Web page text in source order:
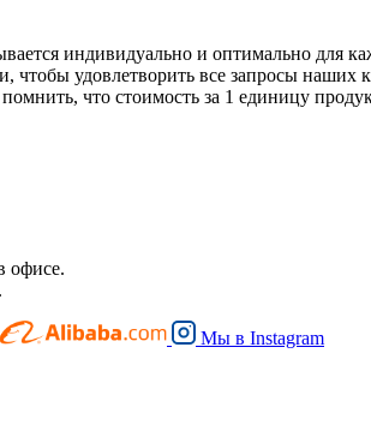
индивидуально и оптимально для
чтобы удовлетворить все запросы
что стоимость за 1 единицу
офисе.
Мы в Instagram